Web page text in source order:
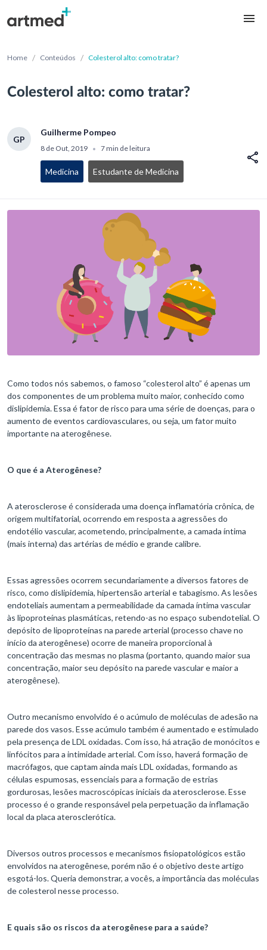
Home / Conteúdos / Colesterol alto: como tratar?
Colesterol alto: como tratar?
GP
Guilherme Pompeo
8 de Out, 2019 • 7 min de leitura
Medicina Estudante de Medicina
Como todos nós sabemos, o famoso “colesterol alto” é apenas um
dos componentes de um problema muito maior, conhecido como
dislipidemia. Essa é fator de risco para uma série de doenças, para o
aumento de eventos cardiovasculares, ou seja, um fator muito
importante na aterogênese.
O que é a Aterogênese?
A aterosclerose é considerada uma doença inflamatória crônica, de
origem multifatorial, ocorrendo em resposta a agressões do
endotélio vascular, acometendo, principalmente, a camada íntima
(mais interna) das artérias de médio e grande calibre.
Essas agressões ocorrem secundariamente a diversos fatores de
risco, como dislipidemia, hipertensão arterial e tabagismo. As lesões
endoteliais aumentam a permeabilidade da camada íntima vascular
às lipoproteínas plasmáticas, retendo-as no espaço subendotelial. O
depósito de lipoproteínas na parede arterial (processo chave no
início da aterogênese) ocorre de maneira proporcional à
concentração das mesmas no plasma (portanto, quando maior sua
concentração, maior seu depósito na parede vascular e maior a
aterogênese).
Outro mecanismo envolvido é o acúmulo de moléculas de adesão na
parede dos vasos. Esse acúmulo também é aumentado e estimulado
pela presença de LDL oxidadas. Com isso, há atração de monócitos e
linfócitos para a intimidade arterial. Com isso, haverá formação de
macrófagos, que captam ainda mais LDL oxidadas, formando as
células espumosas, essenciais para a formação de estrias
gordurosas, lesões macroscópicas iniciais da aterosclerose. Esse
processo é o grande responsável pela perpetuação da inflamação
local da placa aterosclerótica.
Diversos outros processos e mecanismos fisiopatológicos estão
envolvidos na aterogênese, porém não é o objetivo deste artigo
esgotá-los. Queria demonstrar, a vocês, a importância das moléculas
de colesterol nesse processo.
E quais são os riscos da aterogênese para a saúde?